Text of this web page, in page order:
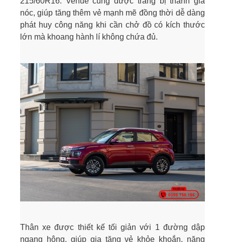
nóc, giúp tăng thêm vẻ mạnh mẽ đồng thời dễ dàng
phát huy công năng khi cần chở đồ có kích thước
lớn mà khoang hành lí không chứa đủ.
Thân xe được thiết kế tối giản với 1 đường dập
ngang hông, giúp gia tăng vẻ khỏe khoắn, năng